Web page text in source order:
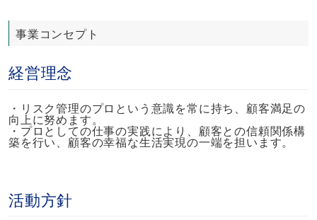
事業コンセプト
経営理念
・リスク管理のプロという意識を常に持ち、顧客満足の
向上に努めます。
・プロとしての仕事の実践により、顧客との信頼関係構
築を行い、顧客の幸福な生活実現の一端を担います。
活動方針